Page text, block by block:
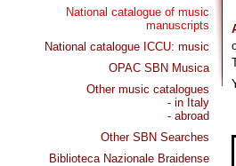
National catalogue of music
manuscripts
National catalogue ICCU: music
OPAC SBN Musica
Other music catalogues
- in Italy
- abroad
Other SBN Searches
Biblioteca Nazionale Braidense